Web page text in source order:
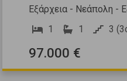
Εξάρχεια - Νεάπολη -
1
1 3
97.000 €